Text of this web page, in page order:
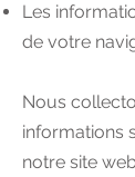
Les
de votre
Nous
informations
notre site